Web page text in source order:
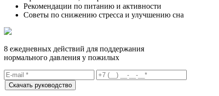
Рекомендации по питанию и активности
Советы по снижению стресса и улучшению сна
8 ежедневных действий для поддержания
нормального давления у пожилых